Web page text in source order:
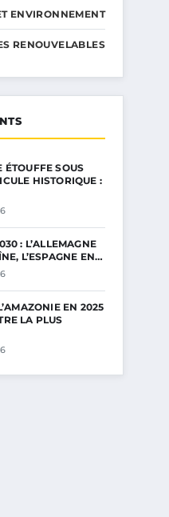
ENVIRONNEMENT
RENOUVELABLES
ÉTOUFFE SOUS
HISTORIQUE :
: L’ALLEMAGNE
L’ESPAGNE EN…
EN 2025
LA PLUS